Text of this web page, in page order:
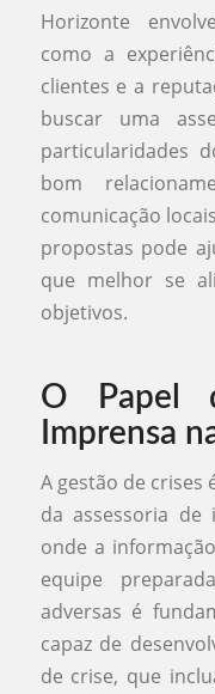
Horizonte
como a
clientes e a
buscar uma
particularidades
bom
comunicação
propostas pode
que melhor se
objetivos.
O Papel
Imprensa
A gestão de crises
da assessoria de
onde a
equipe
adversas é
capaz de
de crise, que